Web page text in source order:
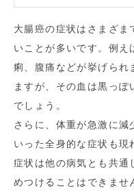
大腸癌の症状はさまざま
いことが多いです。例え
痢、腹痛などが挙げられ
ますが、その血は黒っ
でしょう。
さらに、体重が急激に減
いった全身的な症状も現
症状は他の病気とも共通
めつけることはできませ